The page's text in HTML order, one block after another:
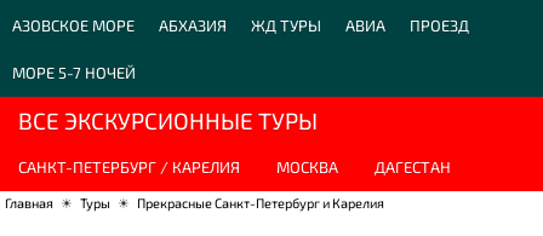
АЗОВСКОЕ МОРЕ АБХАЗИЯ ЖД ТУРЫ АВИА ПРОЕЗД
МОРЕ 5-7 НОЧЕЙ
ВСЕ ЭКСКУРСИОННЫЕ ТУРЫ
САНКТ-ПЕТЕРБУРГ / КАРЕЛИЯ МОСКВА ДАГЕСТАН
Главная ☀ Туры ☀ Прекрасные Санкт-Петербург и Карелия